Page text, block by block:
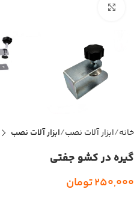
خانه ابزار آلات نصب ابزار آلات نصب
گیره در کشو جفتی
250,000تومان